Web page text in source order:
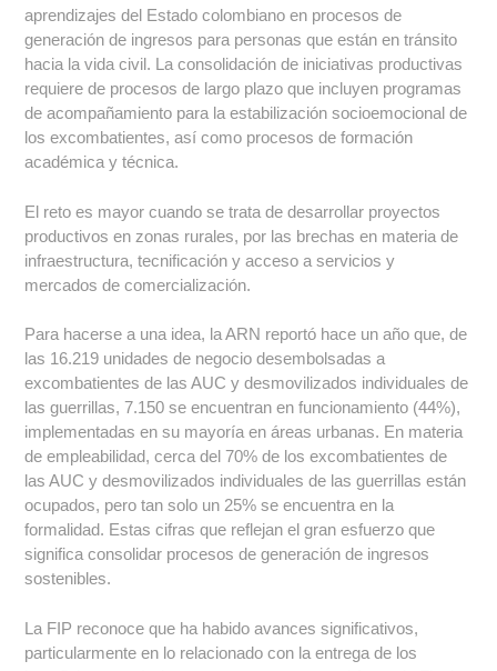
aprendizajes del Estado colombiano en procesos de
generación de ingresos para personas que están en tránsito
hacia la vida civil. La consolidación de iniciativas productivas
requiere de procesos de largo plazo que incluyen programas
de acompañamiento para la estabilización socioemocional de
los excombatientes, así como procesos de formación
académica y técnica.
El reto es mayor cuando se trata de desarrollar proyectos
productivos en zonas rurales, por las brechas en materia de
infraestructura, tecnificación y acceso a servicios y
mercados de comercialización.
Para hacerse a una idea, la ARN reportó hace un año que, de
las 16.219 unidades de negocio desembolsadas a
excombatientes de las AUC y desmovilizados individuales de
las guerrillas, 7.150 se encuentran en funcionamiento (44%),
implementadas en su mayoría en áreas urbanas. En materia
de empleabilidad, cerca del 70% de los excombatientes de
las AUC y desmovilizados individuales de las guerrillas están
ocupados, pero tan solo un 25% se encuentra en la
formalidad. Estas cifras que reflejan el gran esfuerzo que
significa consolidar procesos de generación de ingresos
sostenibles.
La FIP reconoce que ha habido avances significativos,
particularmente en lo relacionado con la entrega de los